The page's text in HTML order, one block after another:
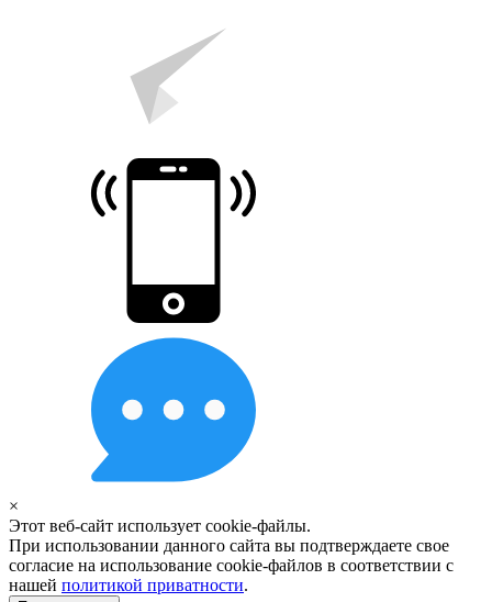
×
Этот веб-сайт использует cookie-файлы.
При использовании данного сайта вы подтверждаете свое
согласие на использование cookie-файлов в соответствии с
нашей политикой приватности.